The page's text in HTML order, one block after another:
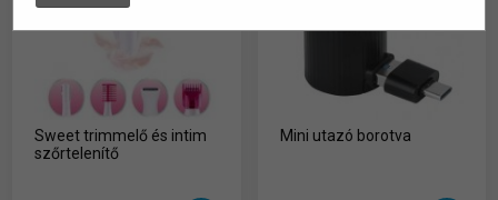
Sweet trimmelő és intim
szőrtelenítő
Mini utazó borotva